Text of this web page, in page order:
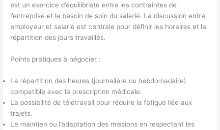
est un exercice d’équilibriste entre les contraintes de
l’entreprise et le besoin de soin du salarié. La discussion entre
employeur et salarié est centrale pour définir les horaires et la
répartition des jours travaillés.
Points pratiques à négocier :
La répartition des heures (journalière ou hebdomadaire)
compatible avec la prescription médicale.
La possibilité de télétravail pour réduire la fatigue liée aux
trajets.
Le maintien ou l’adaptation des missions en respectant les